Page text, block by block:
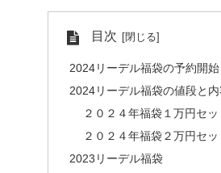
目次
2024リーデル福袋の予約開始
2024リーデル福袋の値段と内
２０２４年福袋１万円セッ
２０２４年福袋２万円セッ
2023リーデル福袋